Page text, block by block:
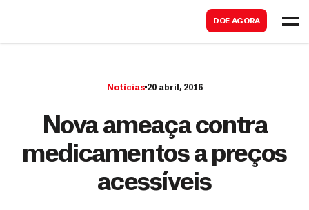
DOE AGORA
r
Notícias 20 abril, 2016
Nova ameaça contra
medicamentos a preços
acessíveis
a